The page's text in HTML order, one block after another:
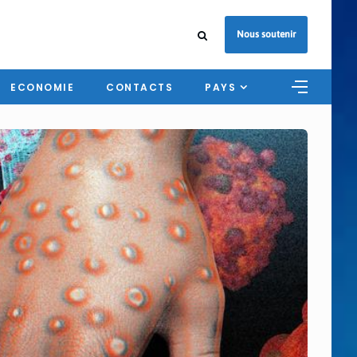
Nous soutenir
ECONOMIE CONTACTS PAYS